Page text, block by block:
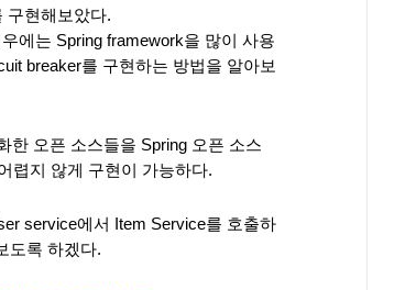
구현해보았다.
에는 Spring framework을 많이 사용
breaker를 구현하는 방법을 알아보
한 오픈 소스들을 Spring 오픈 소스
렵지 않게 구현이 가능하다.
service에서 Item Service를 호출하
도록 하겠다.